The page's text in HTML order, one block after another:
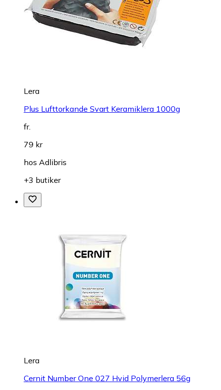
Lera
Plus Lufttorkande Svart Keramiklera 1000g
fr.
79 kr
hos Adlibris
+3 butiker
Lera
Cernit Number One 027 Hvid Polymerlera 56g